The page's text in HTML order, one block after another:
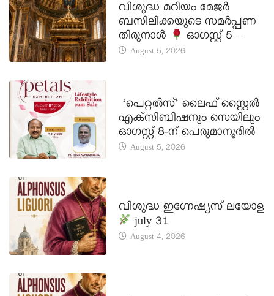
വിശുദ്ധ മറിയം മേജർ
ബസിലിക്കയുടെ സമർപ്പണ
തിരുനാൾ
ഓഗസ്റ്റ് 5 –
August 5, 2026
‘പെറ്റൽസ്’ ലൈഫ് സ്റ്റൈൽ
എക്സിബിഷനും സെയിലും
ഓഗസ്റ്റ് 8-ന് പെരുമാനൂരിൽ
August 5, 2026
വിശുദ്ധ ഇഗ്നേഷ്യസ് ലയോള
july 31
August 4, 2026